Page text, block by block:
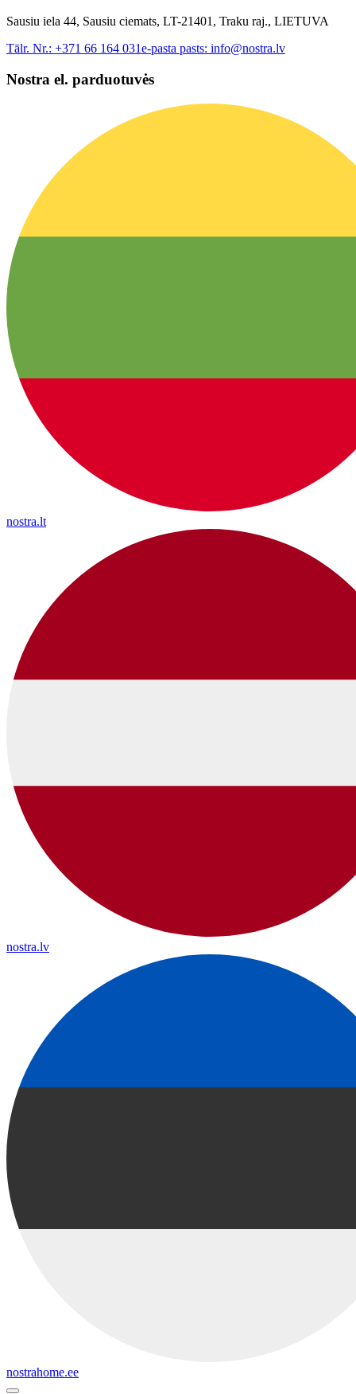
Sausiu iela 44, Sausiu ciemats, LT-21401, Traku raj., LIETUVA
Tālr. Nr.: +371 66 164 031e-pasta pasts: info@nostra.lv
Nostra el. parduotuvės
nostra.lt
nostra.lv
nostrahome.ee